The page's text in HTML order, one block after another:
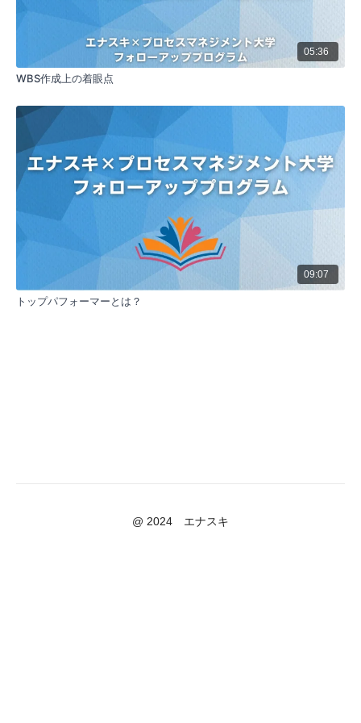
バイヤーズリモースへの対策
要約：バイヤーズリモース（購買後の後悔）を防ぐた
めの具体的な方法を提案しています。購入決定直後
に、改めて商品やサービスの特徴、価値を説明し、顧
客の購入判断が正しかったことを伝えることが重要で
す。これにより、顧客は自身の判断に自信を持ち、購
は、ファン化を促進し、長期的な顧客関係の構築に役
立ちます。
要約：ヘルマンエビングハウスの忘却曲線を用いて、
人間の記憶が時間とともに薄れていく現象を説明して
います。これに対する対策として、復習反復の効果を
紹介しています。定期的に顧客とコンタクトを取り、
商品やサービスの価値を再確認することで、顧客の満
足度を維持し、記憶を定着させることができます。単
なる反復だけでなく、価値や意味付けを行うことで、
より深い記憶として定着させることができます。
05:36
WBS作成上の着眼点
09:07
トップパフォーマーとは？
@ 2024 エナスキ